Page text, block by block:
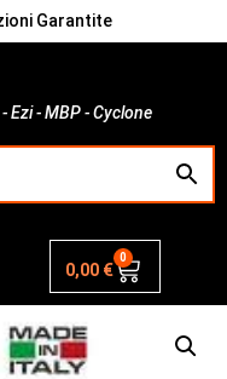
Garantite
Ezi - MBP - Cyclone
0,00 €
0